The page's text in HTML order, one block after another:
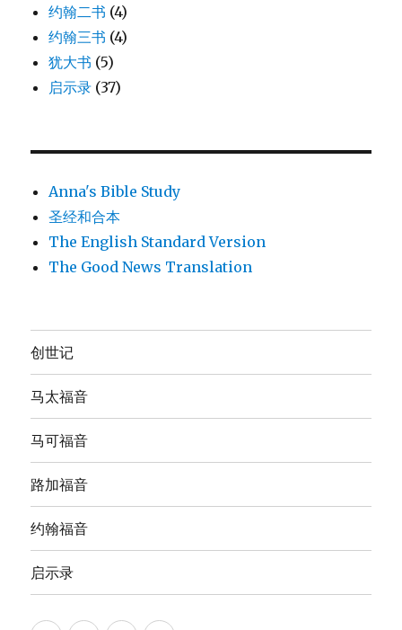
约翰二书 (4)
约翰三书 (4)
犹大书 (5)
启示录 (37)
Anna's Bible Study
圣经和合本
The English Standard Version
The Good News Translation
创世记
马太福音
马可福音
路加福音
约翰福音
启示录